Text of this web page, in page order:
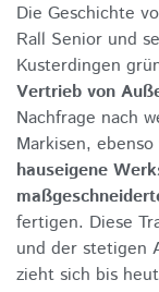
Die Geschichte
Rall Senior und
Kusterdingen
Vertrieb von
Nachfrage nach
Markisen,
hauseigene
fertigen. Diese
und der stetigen
zieht sich bis